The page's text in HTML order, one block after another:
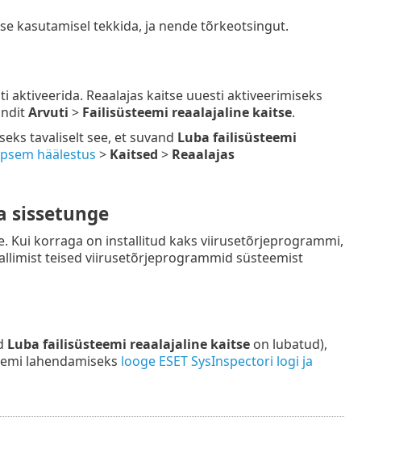
kasutamisel tekkida, ja nende tõrkeotsingut.
aktiveerida. Reaalajas kaitse uuesti aktiveerimiseks
Arvuti > Failisüsteemi reaalajaline kaitse.
tavaliselt see, et suvand Luba failisüsteemi
häälestus > Kaitsed > Reaalajas
sissetunge
Kui korraga on installitud kaks viirusetõrjeprogrammi,
teised viirusetõrjeprogrammid süsteemist
Luba failisüsteemi reaalajaline kaitseon lubatud),
lahendamiseks looge ESET SysInspectori logi ja